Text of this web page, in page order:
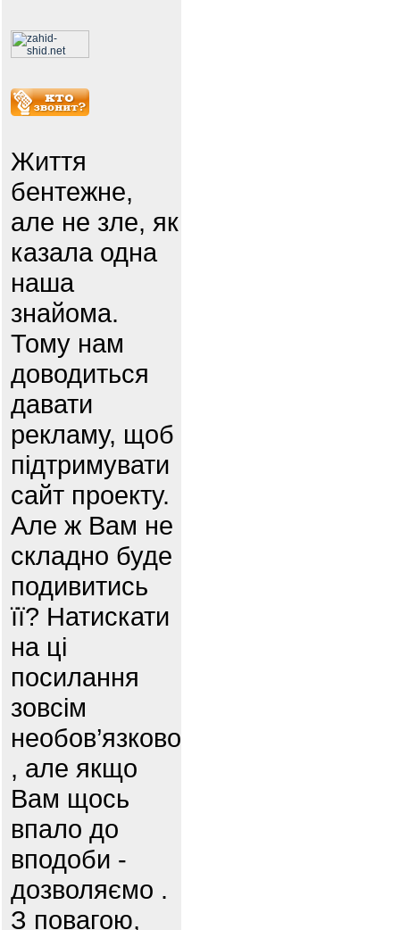
Життя
бентежне,
але не зле, як
казала одна
наша
знайома.
Тому нам
доводиться
давати
рекламу, щоб
підтримувати
сайт проекту.
Але ж Вам не
складно буде
подивитись
її? Натискати
на ці
посилання
зовсім
необов’язково
, але якщо
Вам щось
впало до
вподоби -
дозволяємо .
З повагою,